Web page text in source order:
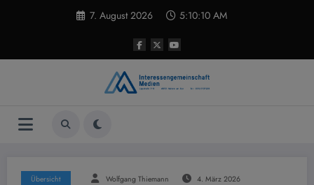
7. August 2026 5:10:10 AM
Übersicht Wolfgang Thiemann 4. März 2026